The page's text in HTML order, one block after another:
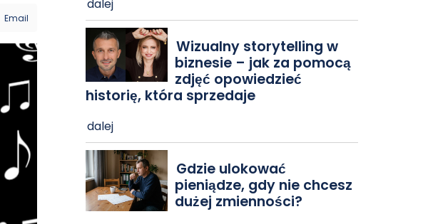
Email
dalej
Wizualny storytelling w
biznesie – jak za pomocą
zdjęć opowiedzieć
historię, która sprzedaje
dalej
Gdzie ulokować
pieniądze, gdy nie chcesz
dużej zmienności?